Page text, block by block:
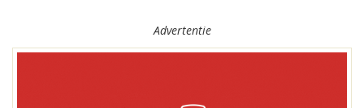
Advertentie